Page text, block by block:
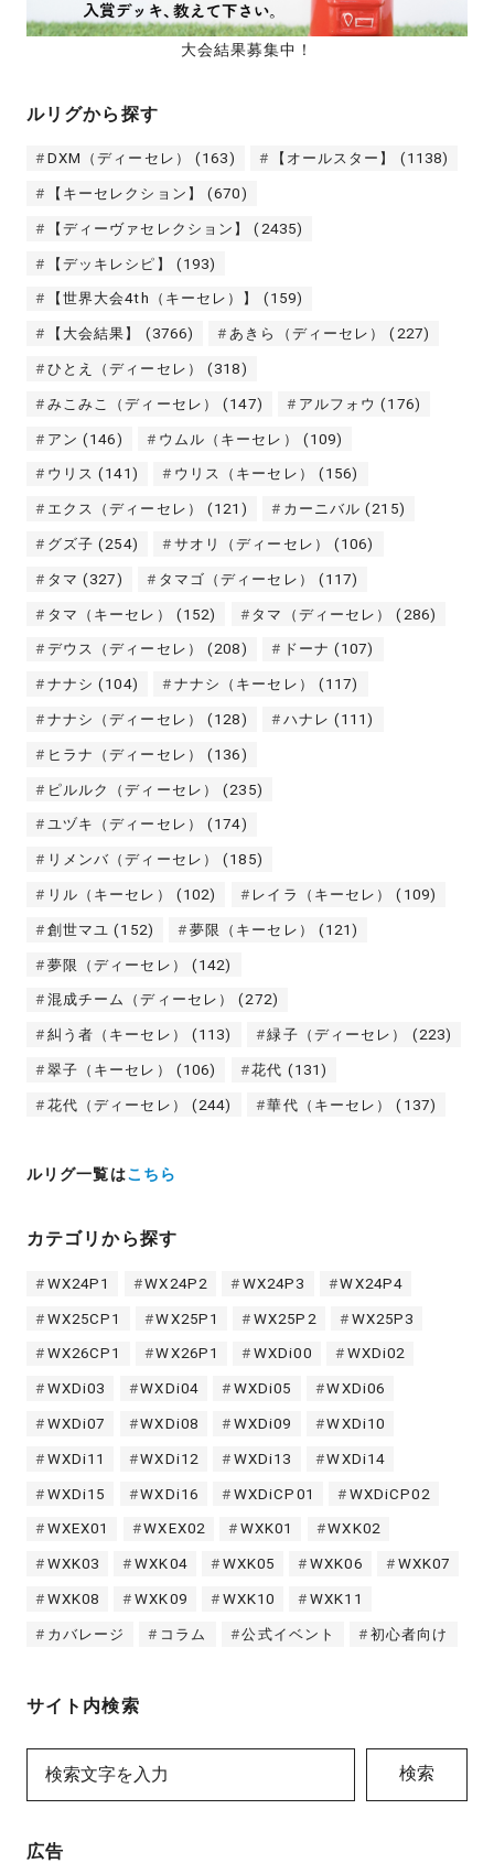
大会結果募集中！
ルリグから探す
DXM（ディーセレ） (163) 【オールスター】 (1138)
【キーセレクション】 (670)
【ディーヴァセレクション】 (2435)
【デッキレシピ】 (193)
【世界大会4th（キーセレ）】 (159)
【大会結果】 (3766) あきら（ディーセレ） (227)
ひとえ（ディーセレ） (318)
みこみこ（ディーセレ） (147) アルフォウ (176)
アン (146) ウムル（キーセレ） (109)
ウリス (141) ウリス（キーセレ） (156)
エクス（ディーセレ） (121) カーニバル (215)
グズ子 (254) サオリ（ディーセレ） (106)
タマ (327) タマゴ（ディーセレ） (117)
タマ（キーセレ） (152) タマ（ディーセレ） (286)
デウス（ディーセレ） (208) ドーナ (107)
ナナシ (104) ナナシ（キーセレ） (117)
ナナシ（ディーセレ） (128) ハナレ (111)
ヒラナ（ディーセレ） (136)
ピルルク（ディーセレ） (235)
ユヅキ（ディーセレ） (174)
リメンバ（ディーセレ） (185)
リル（キーセレ） (102) レイラ（キーセレ） (109)
創世マユ (152) 夢限（キーセレ） (121)
夢限（ディーセレ） (142)
混成チーム（ディーセレ） (272)
糾う者（キーセレ） (113) 緑子（ディーセレ） (223)
翠子（キーセレ） (106) 花代 (131)
花代（ディーセレ） (244) 華代（キーセレ） (137)
ルリグ一覧はこちら
カテゴリから探す
WX24P1 WX24P2 WX24P3 WX24P4
WX25CP1 WX25P1 WX25P2 WX25P3
WX26CP1 WX26P1 WXDi00 WXDi02
WXDi03 WXDi04 WXDi05 WXDi06
WXDi07 WXDi08 WXDi09 WXDi10
WXDi11 WXDi12 WXDi13 WXDi14
WXDi15 WXDi16 WXDiCP01 WXDiCP02
WXEX01 WXEX02 WXK01 WXK02
WXK03 WXK04 WXK05 WXK06 WXK07
WXK08 WXK09 WXK10 WXK11
カバレージ コラム 公式イベント 初心者向け
サイト内検索
検索
広告